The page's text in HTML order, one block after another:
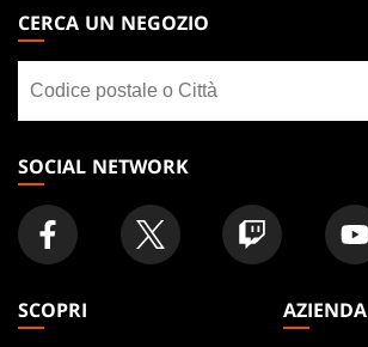
THE
GATHERING
FOOTER
CERCA UN NEGOZIO
un
negozio
SOCIAL NETWORK
SCOPRI
AZIENDA